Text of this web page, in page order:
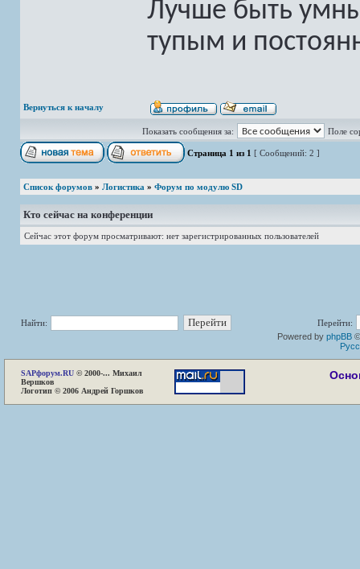
Лучше быть
тупым и
Вернуться к началу
Показать сообщения за: Поле
Страница 1 из 1 [ Сообщений: 2 ]
Список форумов » Логистика » Форум по модулю SD
Кто сейчас на конференции
Сейчас этот форум просматривают: нет зарегистрированных пользователей
Найти:
Перейти:
Powered by phpBB
SAPфорум.RU © 2000-... Михаил
Вершков
Логотип © 2006 Андрей Горшков